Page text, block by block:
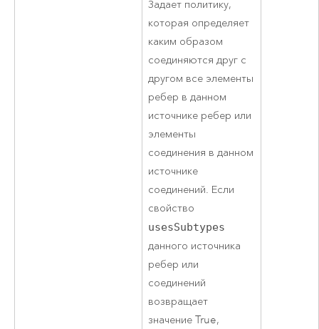
Задает политику,
которая определяет
каким образом
соединяются друг с
другом все элементы
ребер в данном
источнике ребер или
элементы
соединения в данном
источнике
соединений. Если
свойство
usesSubtypes
данного источника
ребер или
соединений
возвращает
значение True,